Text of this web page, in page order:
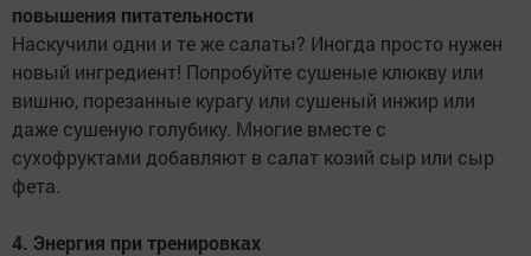
повышения питательности
Наскучили одни и те же салаты? Иногда просто нужен
новый ингредиент! Попробуйте сушеные клюкву или
вишню, порезанные курагу или сушеный инжир или
даже сушеную голубику. Многие вместе с
сухофруктами добавляют в салат козий сыр или сыр
фета.
4. Энергия при тренировках